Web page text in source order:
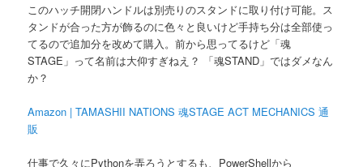
このハッチ開閉ハンドルは別売りのスタンドに取り付け可能。ス
タンドが合った方が飾るのに色々と良いけど手持ち分は全部使っ
てるので追加分を改めて購入。前から思ってるけど「魂
STAGE」って名前は大仰すぎねえ？ 「魂STAND」ではダメなん
か？
Amazon | TAMASHII NATIONS 魂STAGE ACT MECHANICS 通
販
仕事で久々にPythonを弄ろうとするも、PowerShellから